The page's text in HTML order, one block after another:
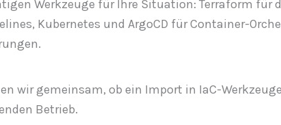
Werkzeuge für Ihre Situation: Terraform für
Kubernetes und ArgoCD für Container-
wir gemeinsam, ob ein Import in IaC-
Betrieb.